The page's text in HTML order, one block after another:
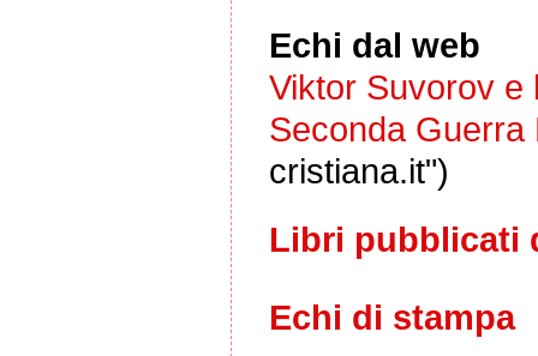
Echi dal web
Viktor Suvorov e
Seconda Guerra
cristiana.it")
Libri pubblicati
Echi di stampa